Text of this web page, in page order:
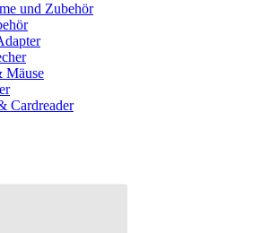
und Zubehör
Mäuse
Cardreader